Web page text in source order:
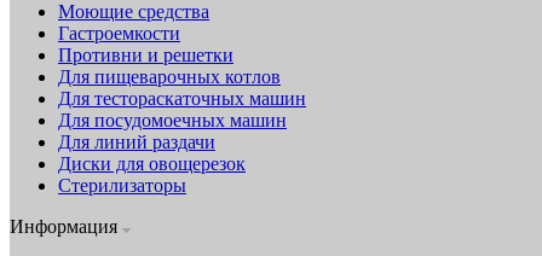
Моющие средства
Гастроемкости
Противни и решетки
Для пищеварочных котлов
Для тестораскаточных машин
Для посудомоечных машин
Для линий раздачи
Диски для овощерезок
Стерилизаторы
Информация